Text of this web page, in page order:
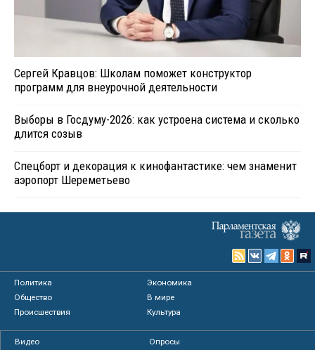
Сергей Кравцов: Школам поможет конструктор
программ для внеурочной деятельности
Выборы в Госдуму-2026: как устроена система и сколько
длится созыв
Спецборт и декорация к кинофантастике: чем знаменит
аэропорт Шереметьево
Политика
Экономика
Общество
В мире
Происшествия
Культура
Видео
Опросы